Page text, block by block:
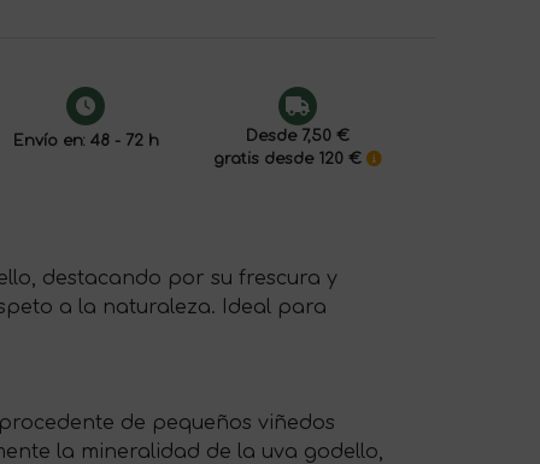
Envío en: 48 - 72 h
Desde 7,50 €
gratis desde 120 €
destacando por su frescura y
a la naturaleza. Ideal para
de pequeños viñedos
la mineralidad de la uva godello,